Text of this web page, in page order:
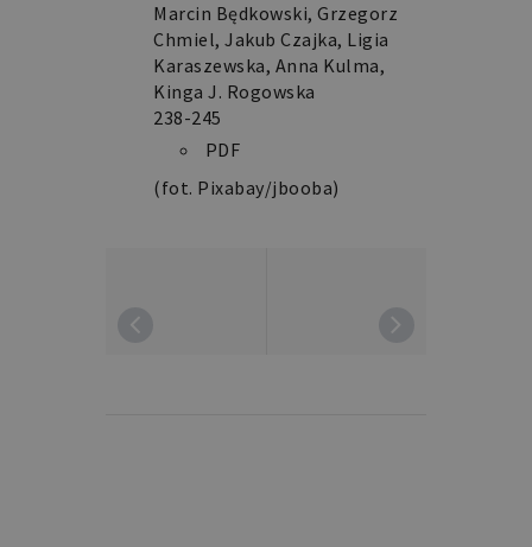
Marcin Będkowski, Grzegorz
Chmiel, Jakub Czajka, Ligia
Karaszewska, Anna Kulma,
Kinga J. Rogowska
238-245
PDF
(fot. Pixabay/jbooba)